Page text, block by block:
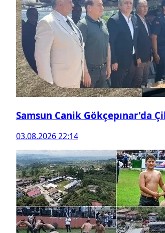
Samsun Canik Gökçepınar'da
03.08.2026 22:14